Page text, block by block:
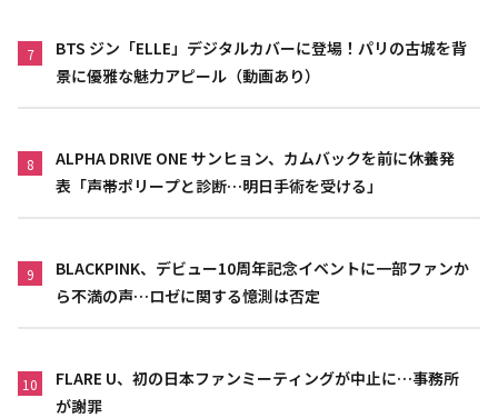
7
BTS ジン「ELLE」デジタルカバーに登場！パリの古城を背
景に優雅な魅力アピール（動画あり）
8
ALPHA DRIVE ONE サンヒョン、カムバックを前に休養発
表「声帯ポリープと診断…明日手術を受ける」
9
BLACKPINK、デビュー10周年記念イベントに一部ファンか
ら不満の声…ロゼに関する憶測は否定
10
FLARE U、初の日本ファンミーティングが中止に…事務所
が謝罪